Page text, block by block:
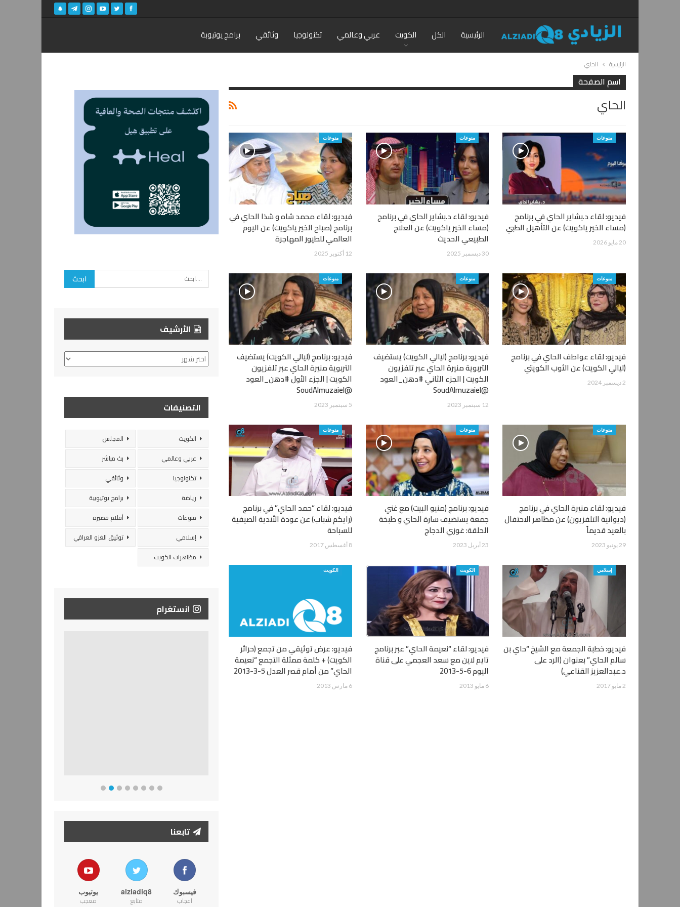
الرئيسية الكل الكويت عربي وعالمي تكنولوجيا وثائقي برامج يوتيوبة
الرئيسية الحاي
اسم الصفحة
الحاي
منوعات
فيديو: لقاء د.بشاير الحاي في برنامج
(مساء الخير ياكويت) عن التأهيل الطبي
20 مايو 2026
منوعات
فيديو: لقاء د.بشاير الحاي في برنامج
(مساء الخير ياكويت) عن العلاج
الطبيعي الحديث
30 ديسمبر 2025
منوعات
فيديو: لقاء محمد شاه و شذا الحاي في
برنامج (صباح الخير ياكويت) عن اليوم
العالمي للطيور المهاجرة
12 أكتوبر 2025
منوعات
فيديو: لقاء عواطف الحاي في برنامج
(ليالي الكويت) عن الثوب الكويتي
2 ديسمبر 2024
منوعات
فيديو: برنامج (ليالي الكويت) يستضيف
التربوية منيرة الحاي عبر تلفزيون
الكويت | الجزء الثاني #دهن_العود
@SoudAlmuzaiel
12 سبتمبر 2023
منوعات
فيديو: برنامج (ليالي الكويت) يستضيف
التربوية منيرة الحاي عبر تلفزيون
الكويت | الجزء الأول #دهن_العود
@SoudAlmuzaiel
5 سبتمبر 2023
منوعات
فيديو: لقاء منيرة الحاي في برنامج
(ديوانية التلفزيون) عن مظاهر الاحتفال
بالعيد قديماً
29 يونيو 2023
منوعات
فيديو: برنامج (منيو البيت) مع غني
جمعة يستضيف سارة الحاي و طبخة
الحلقة: غوزي الدجاج
23 أبريل 2023
منوعات
فيديو: لقاء “حمد الحاي” في برنامج
(رايكم شباب) عن عودة الأندية الصيفية
للسباحة
8 أغسطس 2017
إسلامي
فيديو: خطبة الجمعة مع الشيخ “حاي بن
سالم الحاي” بعنوان (الرد على
د.عبدالعزيز القناعي)
2 مايو 2017
الكويت
فيديو: لقاء “نعيمة الحاي” عبر برنامج
تايم لاين مع سعد العجمي على قناة
اليوم 6-5-2013
6 مايو 2013
الكويت
فيديو: عرض توثيقي من تجمع (حرائر
الكويت) + كلمة ممثلة التجمع “نعيمة
الحاي” من أمام قصر العدل 5-3-2013
6 مارس 2013
الأرشيف
الأرشيف
التصنيفات
الكويت
المجلس
عربي وعالمي
بث مباشر
تكنولوجيا
وثائقي
رياضة
برامج يوتيوبية
منوعات
أفلام قصيرة
إسلامي
توثيق الغزو العراقي
مظاهرات الكويت
انستغرام
تابعنا
فيسبوك
اعجاب
alziadiq8
متابع
يوتيوب
معجب